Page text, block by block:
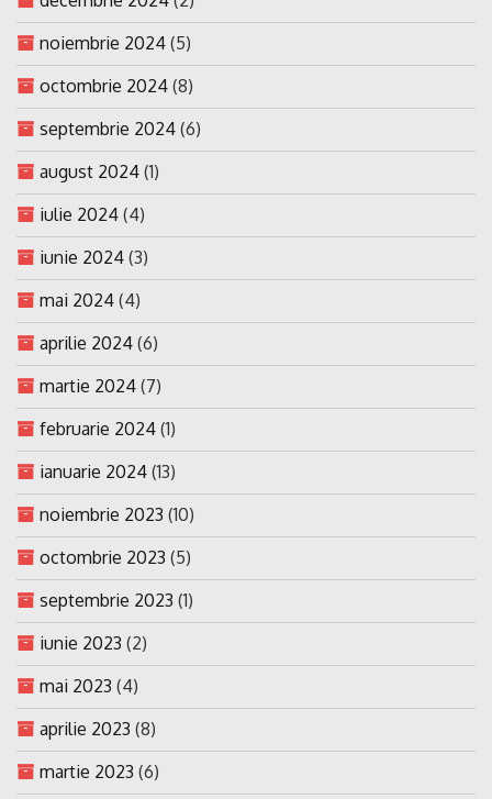
noiembrie 2024 (5)
octombrie 2024 (8)
septembrie 2024 (6)
august 2024 (1)
iulie 2024 (4)
iunie 2024 (3)
mai 2024 (4)
aprilie 2024 (6)
martie 2024 (7)
februarie 2024 (1)
ianuarie 2024 (13)
noiembrie 2023 (10)
octombrie 2023 (5)
septembrie 2023 (1)
iunie 2023 (2)
mai 2023 (4)
aprilie 2023 (8)
martie 2023 (6)